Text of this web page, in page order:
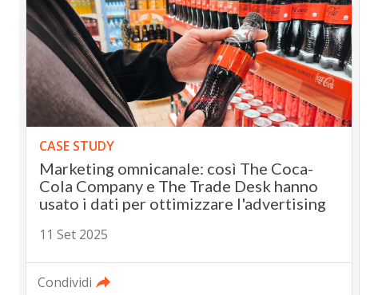
CASE STUDY
Marketing omnicanale: così The Coca-
Cola Company e The Trade Desk hanno
usato i dati per ottimizzare l'advertising
11 Set 2025
Condividi